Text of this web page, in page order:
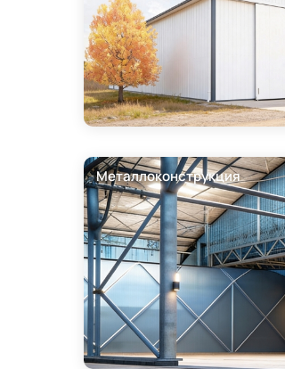
Металлоконструкция